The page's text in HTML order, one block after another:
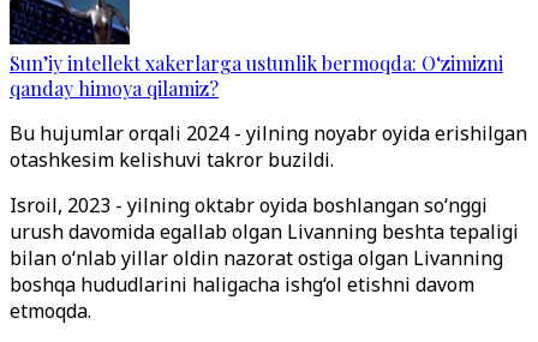
Sun’iy intellekt xakerlarga ustunlik bermoqda: O‘zimizni
qanday himoya qilamiz?
Bu hujumlar orqali 2024 - yilning noyabr oyida erishilgan
otashkesim kelishuvi takror buzildi.
Isroil, 2023 - yilning oktabr oyida boshlangan so‘nggi
urush davomida egallab olgan Livanning beshta tepaligi
bilan o‘nlab yillar oldin nazorat ostiga olgan Livanning
boshqa hududlarini haligacha ishg‘ol etishni davom
etmoqda.